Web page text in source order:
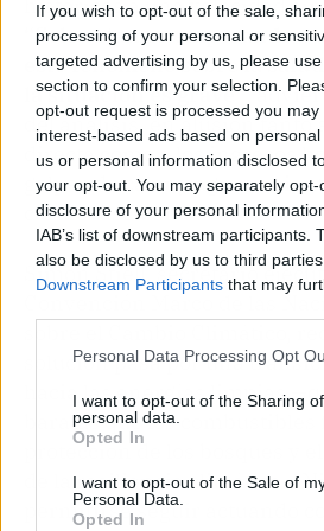
If you wish to opt-out of the sale,
processing of your personal or
targeted advertising by us, please
section to confirm your selection.
opt-out request is processed you may
interest-based ads based on
us or personal information disclosed
your opt-out. You may separately
disclosure of your personal
IAB’s list of downstream participants.
also be disclosed by us to third
Downstream Participants that may
Personal Data Processing Opt
I want to opt-out of the Sharing
personal data.
Opted In
I want to opt-out of the Sale of
Personal Data.
Opted In
“Solo estamos empezando a
este fenómeno sobre la
la situación es grave”,
del análisis, en alusión tanto
directa como a los ingresos
golpes de calor y
cardiovasculares.
Simon Stiell, secretario
Convención Marco de las
solución pasa por una
hacia las energías limpias
baratas que los
protección de los bosques y
de la resiliencia climática.
permitirse seguir actuando